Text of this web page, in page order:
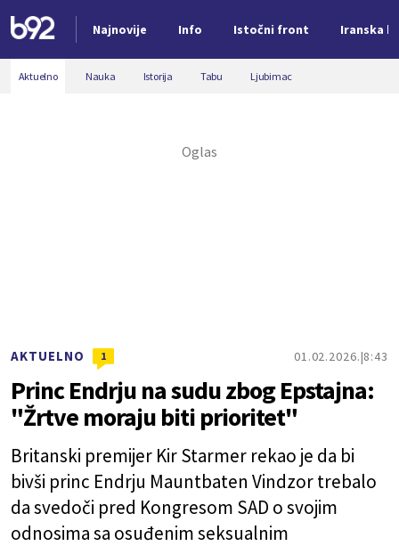
Najnovije Info Istočni front Iranska
Nova vest
Aktuelno Nauka Istorija Tabu Ljubimac
AKTUELNO 1 01.02.2026. 8:43
Princ Endrju na sudu zbog Epstajna:
"Žrtve moraju biti prioritet"
Britanski premijer Kir Starmer rekao je da bi
bivši princ Endrju Mauntbaten Vindzor trebalo
da svedoči pred Kongresom SAD o svojim
odnosima sa osuđenim seksualnim